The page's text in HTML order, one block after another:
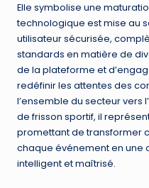
Elle symbolise une
technologique est mise au
utilisateur sécurisée,
standards en matière de
de la plateforme et
redéfinir les attentes des
l’ensemble du secteur vers
de frisson sportif, il
promettant de transformer
chaque événement en une
intelligent et maîtrisé.